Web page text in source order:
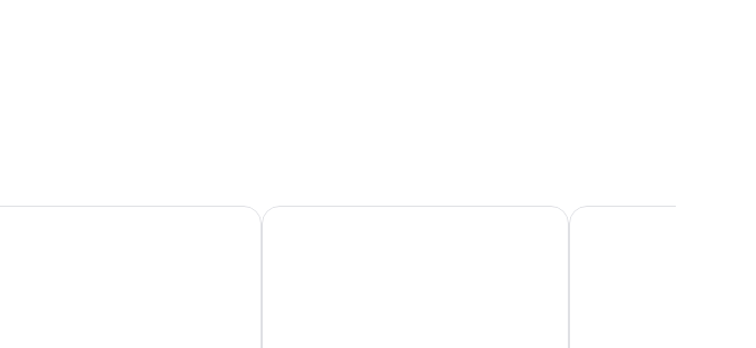
Amsterdam Bastion Hotel Amsterdam Noord YOTEL Amsterdam